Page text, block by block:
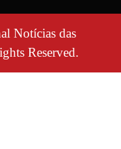
Notícias das
Reserved.